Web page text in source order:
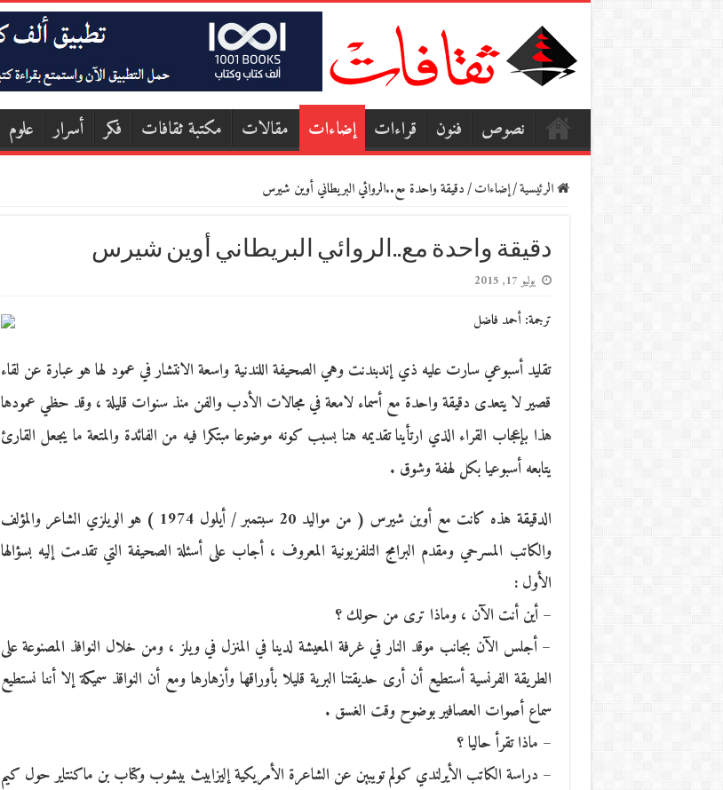
نصوص فنون قراءات إضاءات مقالات مكتبة ثقافات فكر أسرار علوم
الرئيسية/إضاءات/دقيقة واحدة مع..الروائي البريطاني أوين شيرس
دقيقة واحدة مع..الروائي البريطاني أوين شيرس
يوليو 17, 2015
ترجمة: أحمد فاضل
تقليد أسبوعي سارت عليه ذي إندبندنت وهي الصحيفة اللندنية واسعة الانتشار في عمود لها هو عبارة عن لقاء
قصير لا يتعدى دقيقة واحدة مع أسماء لامعة في مجالات الأدب والفن منذ سنوات قليلة ، وقد حظي عمودها
هذا بإعجاب القراء الذي ارتأينا تقديمه هنا بسبب كونه موضوعا مبتكرا فيه من الفائدة والمتعة ما يجعل القارئ
يتابعه أسبوعيا بكل لهفة وشوق .
الدقيقة هذه كانت مع أوين شيرس ( من مواليد 20 سبتمبر / أيلول 1974 ) هو الويلزي الشاعر والمؤلف
والكاتب المسرحي ومقدم البرامج التلفزيونية المعروف ، أجاب على أسئلة الصحيفة التي تقدمت إليه بسؤالها
الأول :
– أين أنت الآن ، وماذا ترى من حولك ؟
– أجلس الآن بجانب موقد النار في غرفة المعيشة لدينا في المنزل في ويلز ، ومن خلال النوافذ المصنوعة على
الطريقة الفرنسية أستطيع أن أرى حديقتنا البرية قليلا بأوراقها وأزهارها ومع أن النواقذ سميكة إلا أننا نستطيع
سماع أصوات العصافير بوضوح وقت الغسق .
– ماذا تقرأ حاليا ؟
– دراسة الكاتب الأيرلندي كولم تويبين عن الشاعرة الأمريكية إليزابيث بيشوب وكتاب بن ماكنتاير حول كيم